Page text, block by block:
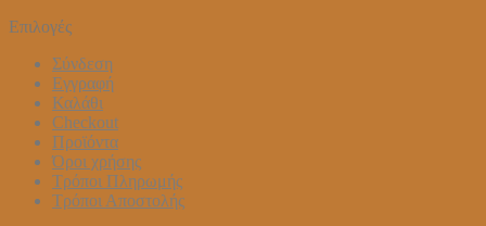
Επιλογές
Σύνδεση
Εγγραφή
Καλάθι
Checkout
Προϊόντα
Όροι χρήσης
Τρόποι Πληρωμής
Τρόποι Αποστολής